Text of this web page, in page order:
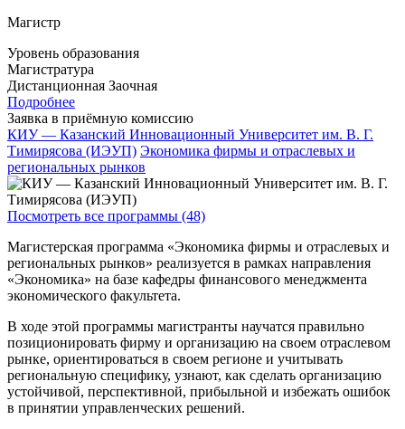
Магистр
Уровень образования
Магистратура
Дистанционная Заочная
Подробнее
Заявка в приёмную комиссию
КИУ — Казанский Инновационный Университет им. В. Г.
Тимирясова (ИЭУП) Экономика фирмы и отраслевых и
региональных рынков
Посмотреть все программы (48)
Магистерская программа «Экономика фирмы и отраслевых и
региональных рынков» реализуется в рамках направления
«Экономика» на базе кафедры финансового менеджмента
экономического факультета.
В ходе этой программы магистранты научатся правильно
позиционировать фирму и организацию на своем отраслевом
рынке, ориентироваться в своем регионе и учитывать
региональную специфику, узнают, как сделать организацию
устойчивой, перспективной, прибыльной и избежать ошибок
в принятии управленческих решений.